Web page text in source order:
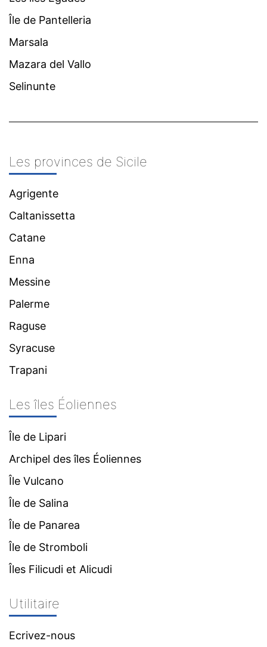
Île de Pantelleria
Marsala
Mazara del Vallo
Selinunte
Les provinces de Sicile
Agrigente
Caltanissetta
Catane
Enna
Messine
Palerme
Raguse
Syracuse
Trapani
Les îles Éoliennes
Île de Lipari
Archipel des îles Éoliennes
Île Vulcano
Île de Salina
Île de Panarea
Île de Stromboli
Îles Filicudi et Alicudi
Utilitaire
Ecrivez-nous